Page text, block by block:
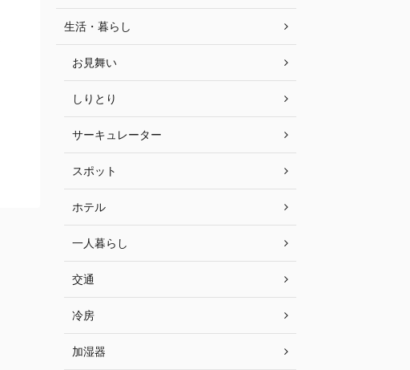
生活・暮らし
お見舞い
しりとり
サーキュレーター
スポット
ホテル
一人暮らし
交通
冷房
加湿器